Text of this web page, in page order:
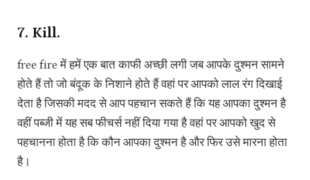
7. Kill.
free fire में हमें एक बात काफी अच्छी लगी जब आपके दुश्मन सामने
होते हैं तो जो बंदूक के निशाने होते हैं वहां पर आपको लाल रंग दिखाई
देता है जिसकी मदद से आप पहचान सकते हैं कि यह आपका दुश्मन है
वहीं पब्जी में यह सब फीचर्स नहीं दिया गया है वहां पर आपको खुद से
पहचानना होता है कि कौन आपका दुश्मन है और फिर उसे मारना होता
है।